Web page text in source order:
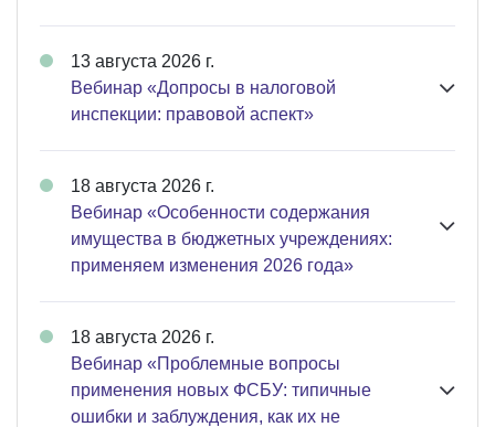
13 августа 2026 г.
Вебинар «Допросы в налоговой
инспекции: правовой аспект»
18 августа 2026 г.
Вебинар «Особенности содержания
имущества в бюджетных учреждениях:
применяем изменения 2026 года»
18 августа 2026 г.
Вебинар «Проблемные вопросы
применения новых ФСБУ: типичные
ошибки и заблуждения, как их не